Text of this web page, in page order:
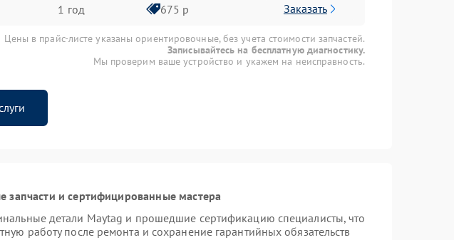
1 год 675 р Заказать
Цены в прайс-листе указаны ориентировочные, без учета стоимости запчастей.
Записывайтесь на бесплатную диагностику.
Мы проверим ваше устройство и укажем на неисправность.
запчасти и сертифицированные мастера
детали Maytag и прошедшие сертификацию специалисты, что
работу после ремонта и сохранение гарантийных обязательств